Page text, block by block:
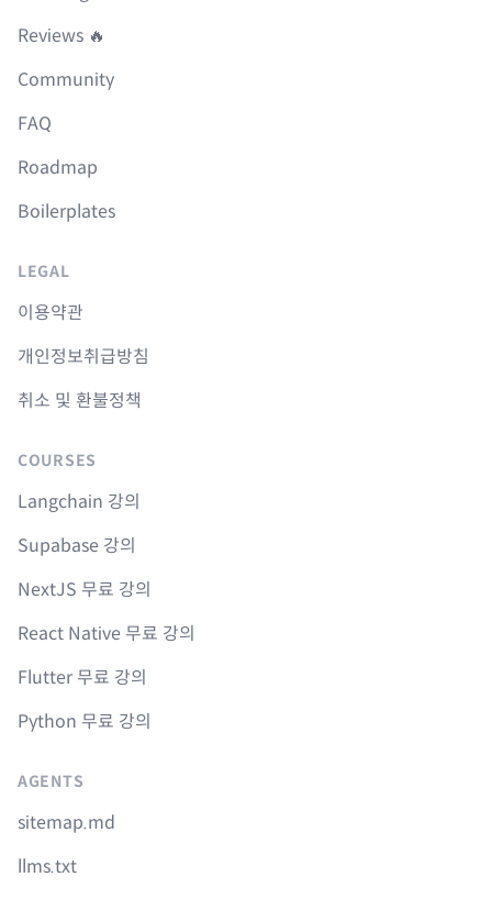
Reviews 🔥
Community
FAQ
Roadmap
Boilerplates
LEGAL
이용약관
개인정보취급방침
취소 및 환불정책
COURSES
Langchain 강의
Supabase 강의
NextJS 무료 강의
React Native 무료 강의
Flutter 무료 강의
Python 무료 강의
AGENTS
sitemap.md
llms.txt